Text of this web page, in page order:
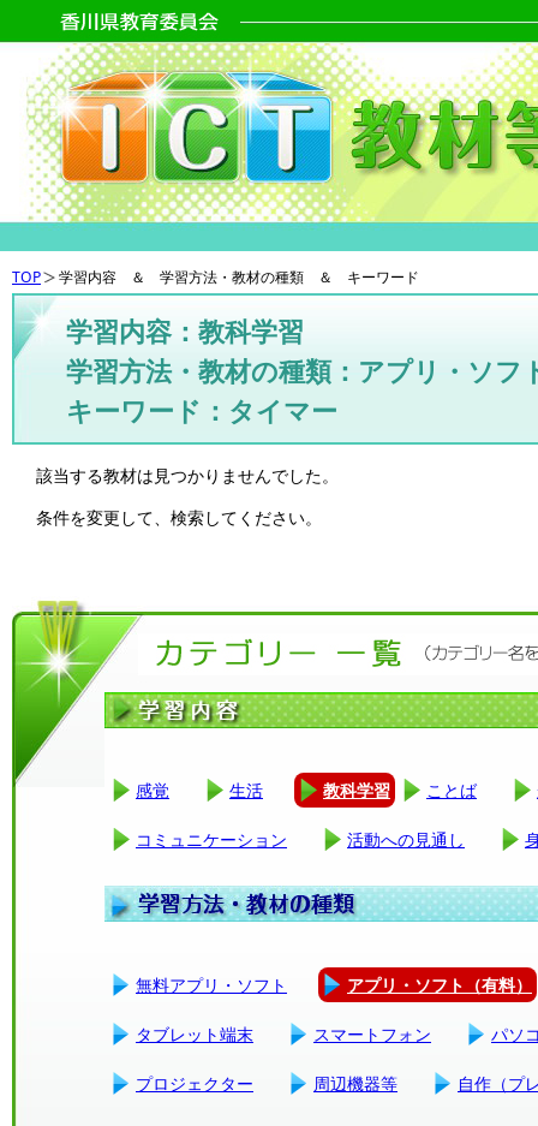
TOP 学習内容 ＆ 学習方法・教材の種類 ＆ キーワード
学習内容：教科学習
学習方法・教材の種類：アプリ・ソフ
キーワード：タイマー
該当する教材は見つかりませんでした。
条件を変更して、検索してください。
感覚 生活 教科学習 ことば
コミュニケーション 活動への見通し
無料アプリ・ソフト アプリ・ソフト（有料）
タブレット端末 スマートフォン パソ
プロジェクター 周辺機器等 自作（プ